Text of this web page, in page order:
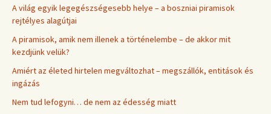
A világ egyik legegészségesebb helye – a boszniai piramisok
rejtélyes alagútjai
A piramisok, amik nem illenek a történelembe – de akkor mit
kezdjünk velük?
Amiért az életed hirtelen megváltozhat – megszállók, entitások és
ingázás
Nem tud lefogyni… de nem az édesség miatt